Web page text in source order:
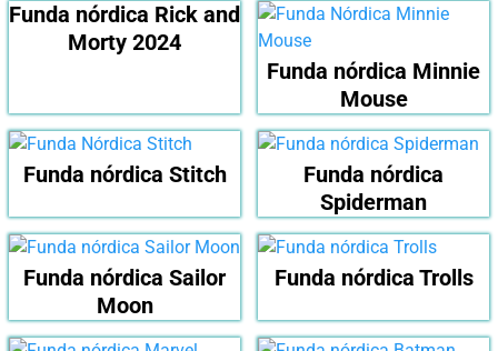
Funda nórdica Rick and
Morty 2024
Funda nórdica Minnie
Mouse
Funda nórdica Stitch
Funda nórdica
Spiderman
Funda nórdica Sailor
Moon
Funda nórdica Trolls